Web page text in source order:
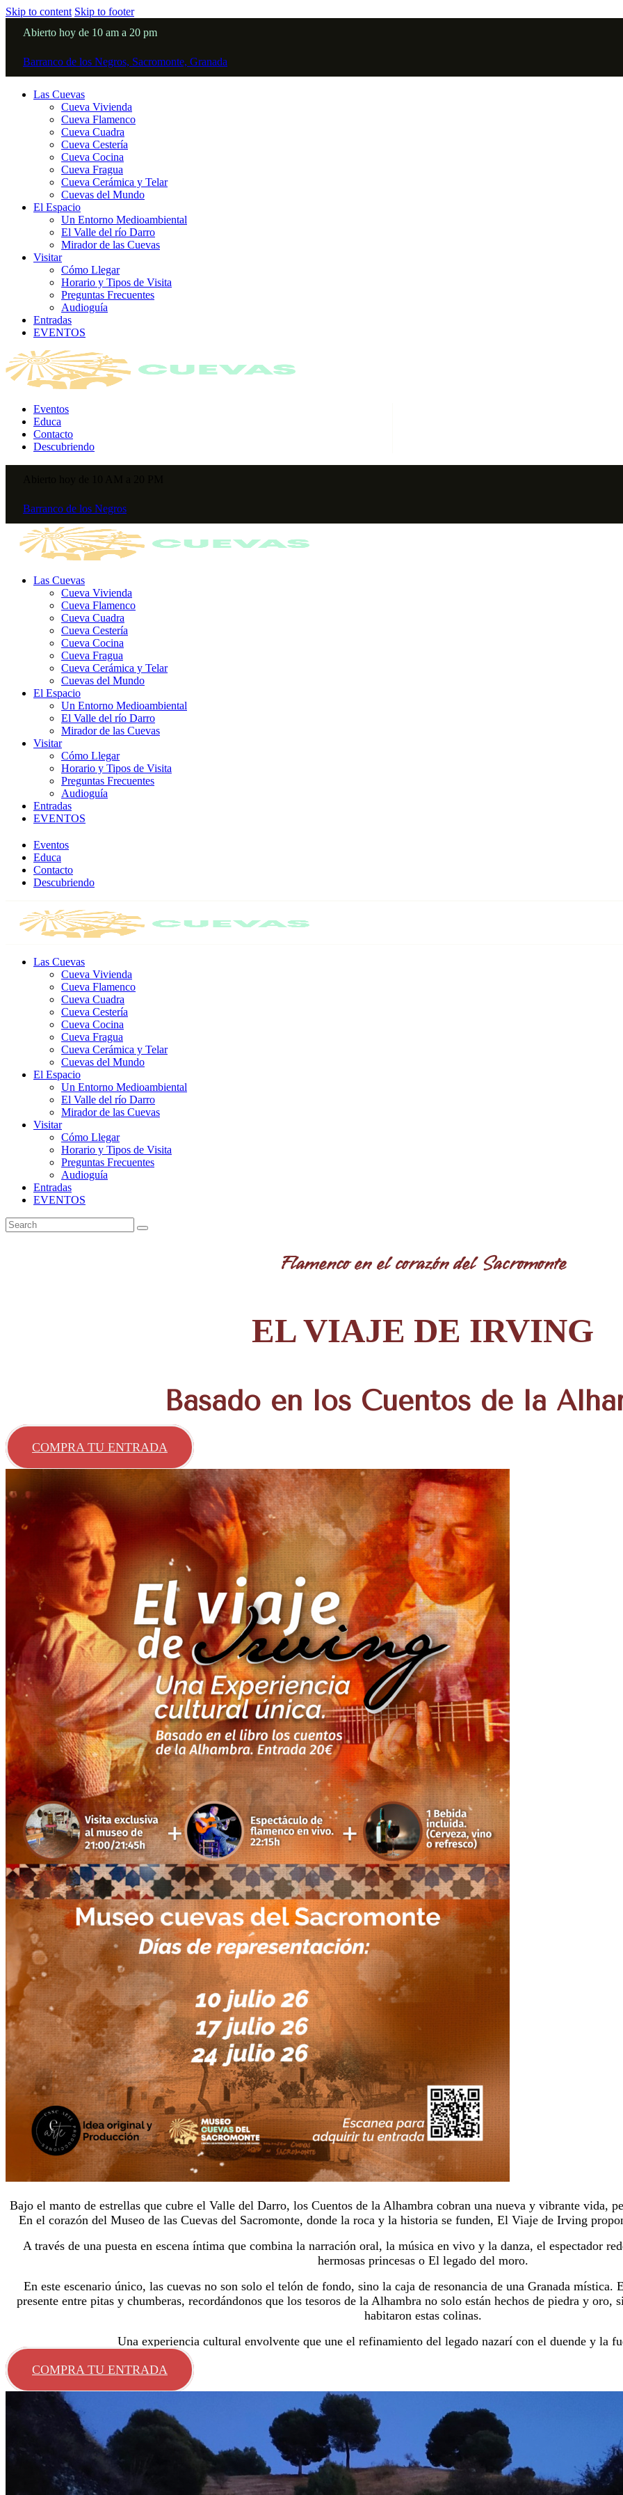
Skip to content Skip to footer
Abierto hoy de 10 am a 20 pm
Barranco de los Negros, Sacromonte, Granada
Las Cuevas
Cueva Vivienda
Cueva Flamenco
Cueva Cuadra
Cueva Cestería
Cueva Cocina
Cueva Fragua
Cueva Cerámica y Telar
Cuevas del Mundo
El Espacio
Un Entorno Medioambiental
El Valle del río Darro
Mirador de las Cuevas
Visitar
Cómo Llegar
Horario y Tipos de Visita
Preguntas Frecuentes
Audioguía
Entradas
EVENTOS
Eventos
Educa
Contacto
Descubriendo
Barranco de los Negros
Las Cuevas
Cueva Vivienda
Cueva Flamenco
Cueva Cuadra
Cueva Cestería
Cueva Cocina
Cueva Fragua
Cueva Cerámica y Telar
Cuevas del Mundo
El Espacio
Un Entorno Medioambiental
El Valle del río Darro
Mirador de las Cuevas
Visitar
Cómo Llegar
Horario y Tipos de Visita
Preguntas Frecuentes
Audioguía
Entradas
EVENTOS
Eventos
Educa
Contacto
Descubriendo
Las Cuevas
Cueva Vivienda
Cueva Flamenco
Cueva Cuadra
Cueva Cestería
Cueva Cocina
Cueva Fragua
Cueva Cerámica y Telar
Cuevas del Mundo
El Espacio
Un Entorno Medioambiental
El Valle del río Darro
Mirador de las Cuevas
Visitar
Cómo Llegar
Horario y Tipos de Visita
Preguntas Frecuentes
Audioguía
Entradas
EVENTOS
Flamenco en el corazón del Sacromonte
EL VIAJE DE IRVING
Basado en los Cuentos de la
COMPRA TU ENTRADA
Bajo el manto de estrellas que cubre el Valle del Darro, los Cuentos de la Alhambra cobran una nueva y vibrante vida,
En el corazón del Museo de las Cuevas del Sacromonte, donde la roca y la historia se funden, El Viaje de Irving
A través de una puesta en escena íntima que combina la narración oral, la música en vivo y la danza, el espectador
hermosas princesas o El legado del moro.
En este escenario único, las cuevas no son solo el telón de fondo, sino la caja de resonancia de una Granada
presente entre pitas y chumberas, recordándonos que los tesoros de la Alhambra no solo están hechos de piedra y oro,
habitaron estas colinas.
Una experiencia cultural envolvente que une el refinamiento del legado nazarí con el duende y la
COMPRA TU ENTRADA